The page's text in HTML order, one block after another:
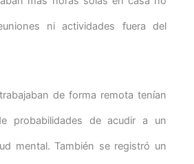
ni actividades fuera del
de forma remota tenían
probabilidades de acudir a un
mental. También se registró un